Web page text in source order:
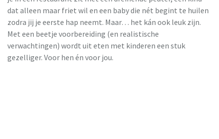
dat alleen maar friet wil en een baby die nét begint te huilen
zodra jij je eerste hap neemt. Maar… het kán ook leuk zijn.
Met een beetje voorbereiding (en realistische
verwachtingen) wordt uit eten met kinderen een stuk
gezelliger. Voor hen én voor jou.